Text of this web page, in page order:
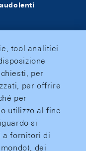
tool analitici
per
per offrire
per
utilizzo al fine
si
a fornitori di
dei